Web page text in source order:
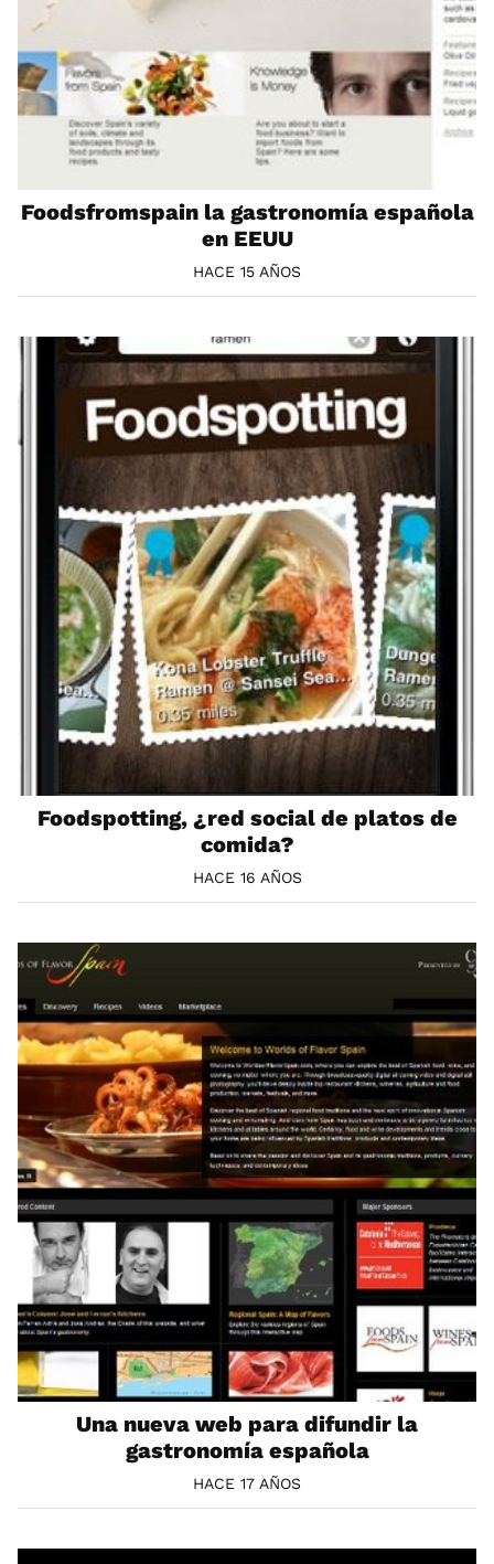
Foodsfromspain la gastronomía española
en EEUU
HACE 15 AÑOS
Foodspotting, ¿red social de platos de
comida?
HACE 16 AÑOS
Una nueva web para difundir la
gastronomía española
HACE 17 AÑOS